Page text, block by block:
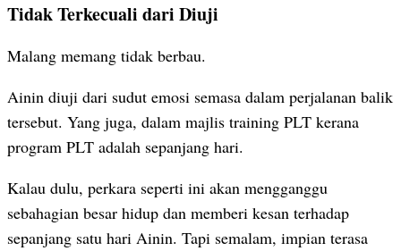
Tidak Terkecuali dari Diuji
Malang memang tidak berbau.
Ainin diuji dari sudut emosi semasa dalam perjalanan balik
tersebut. Yang juga, dalam majlis training PLT kerana
program PLT adalah sepanjang hari.
Kalau dulu, perkara seperti ini akan mengganggu
sebahagian besar hidup dan memberi kesan terhadap
sepanjang satu hari Ainin. Tapi semalam, impian terasa